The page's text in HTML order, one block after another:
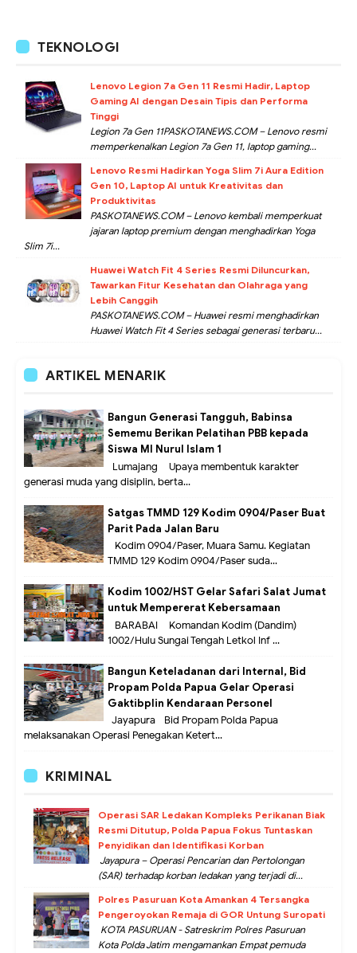
TEKNOLOGI
Lenovo Legion 7a Gen 11 Resmi Hadir, Laptop
Gaming AI dengan Desain Tipis dan Performa
Tinggi
Legion 7a Gen 11PASKOTANEWS.COM – Lenovo resmi
memperkenalkan Legion 7a Gen 11, laptop gaming...
Lenovo Resmi Hadirkan Yoga Slim 7i Aura Edition
Gen 10, Laptop AI untuk Kreativitas dan
Produktivitas
PASKOTANEWS.COM – Lenovo kembali memperkuat
jajaran laptop premium dengan menghadirkan Yoga
Slim 7i...
Huawei Watch Fit 4 Series Resmi Diluncurkan,
Tawarkan Fitur Kesehatan dan Olahraga yang
Lebih Canggih
PASKOTANEWS.COM – Huawei resmi menghadirkan
Huawei Watch Fit 4 Series sebagai generasi terbaru...
ARTIKEL MENARIK
Bangun Generasi Tangguh, Babinsa
Sememu Berikan Pelatihan PBB kepada
Siswa MI Nurul Islam 1
Lumajang – Upaya membentuk karakter
generasi muda yang disiplin, berta...
Satgas TMMD 129 Kodim 0904/Paser Buat
Parit Pada Jalan Baru
Kodim 0904/Paser, Muara Samu. Kegiatan
TMMD 129 Kodim 0904/Paser suda...
Kodim 1002/HST Gelar Safari Salat Jumat
untuk Mempererat Kebersamaan
BARABAI – Komandan Kodim (Dandim)
1002/Hulu Sungai Tengah Letkol Inf ...
Bangun Keteladanan dari Internal, Bid
Propam Polda Papua Gelar Operasi
Gaktibplin Kendaraan Personel
Jayapura –Bid Propam Polda Papua
melaksanakan Operasi Penegakan Ketert...
KRIMINAL
Operasi SAR Ledakan Kompleks Perikanan Biak
Resmi Ditutup, Polda Papua Fokus Tuntaskan
Penyidikan dan Identifikasi Korban
Jayapura – Operasi Pencarian dan Pertolongan
(SAR) terhadap korban ledakan yang terjadi di...
Polres Pasuruan Kota Amankan 4 Tersangka
Pengeroyokan Remaja di GOR Untung Suropati
KOTA PASURUAN - Satreskrim Polres Pasuruan
Kota Polda Jatim mengamankan Empat pemuda